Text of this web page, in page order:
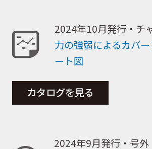
2024年10月発行・チ
力の強弱によるカバ
ート図
カタログを見る
2024年9月発行・号外